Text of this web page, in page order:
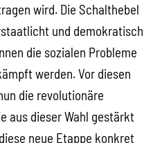
wird. Die Schalthebel
und demokratisch
die sozialen Probleme
werden. Vor diesen
die revolutionäre
aus dieser Wahl gestärkt
neue Etappe konkret